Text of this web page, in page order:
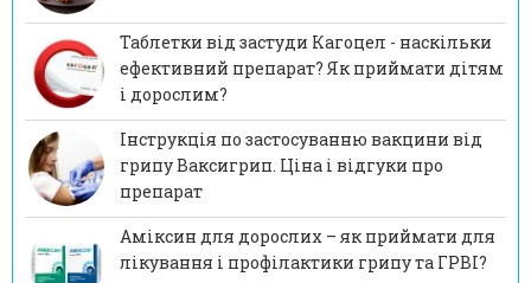
Таблетки від застуди Кагоцел - наскільки
ефективний препарат? Як приймати дітям
і дорослим?
Інструкція по застосуванню вакцини від
грипу Ваксигрип. Ціна і відгуки про
препарат
Аміксин для дорослих – як приймати для
лікування і профілактики грипу та ГРВІ?